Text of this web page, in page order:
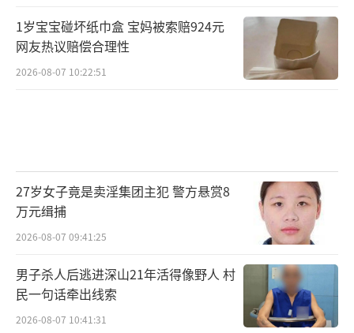
1岁宝宝碰坏纸巾盒 宝妈被索赔924元
网友热议赔偿合理性
2026-08-07 10:22:51
27岁女子竟是卖淫集团主犯 警方悬赏8
万元缉捕
2026-08-07 09:41:25
男子杀人后逃进深山21年活得像野人 村
民一句话牵出线索
2026-08-07 10:41:31